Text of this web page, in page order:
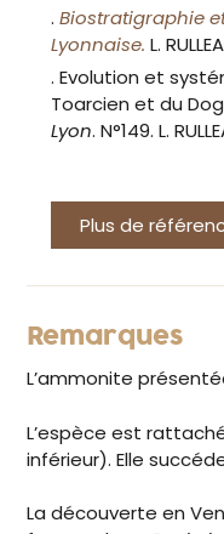
. Biostratigraphie
Lyonnaise. L.
. Evolution et
Toarcien et du
Lyon. N°149. L.
Plus de
Remarques
L’ammonite
L’espèce est
inférieur). Elle
La découverte en